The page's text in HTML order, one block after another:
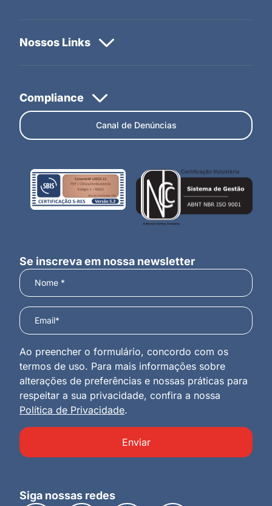
Canal de Denúncias
Se inscreva em nossa newsletter
Ao preencher o formulário, concordo com os
termos de uso. Para mais informações sobre
alterações de preferências e nossas práticas para
respeitar a sua privacidade, confira a nossa
Política de Privacidade.
Enviar
Siga nossas redes